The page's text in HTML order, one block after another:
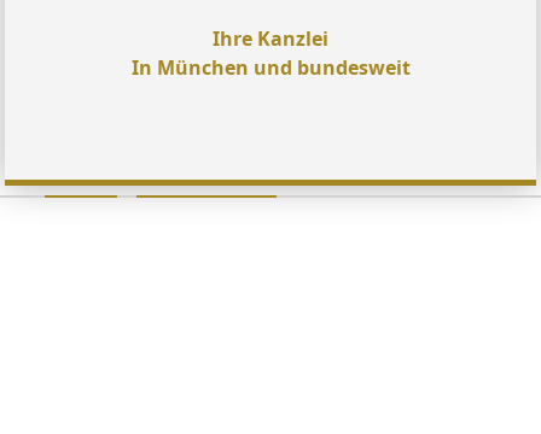
Ihre Kanzlei
In München und bundesweit